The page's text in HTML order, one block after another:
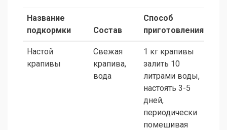
Название
подкормки
Состав
Способ
приготовления
Настой
крапивы
Свежая
крапива,
вода
1 кг крапивы
залить 10
литрами воды,
настоять 3-5
дней,
периодически
помешивая